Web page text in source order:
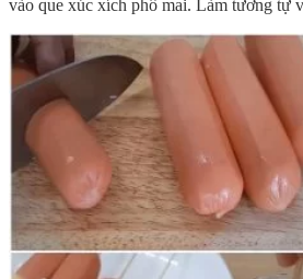
vào que xúc xích phô mai. Làm tương tự